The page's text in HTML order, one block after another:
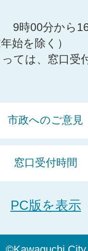
9時00分から
始を除く）
ては、窓口受
市政へのご意見
窓口受付時間
PC版を表示